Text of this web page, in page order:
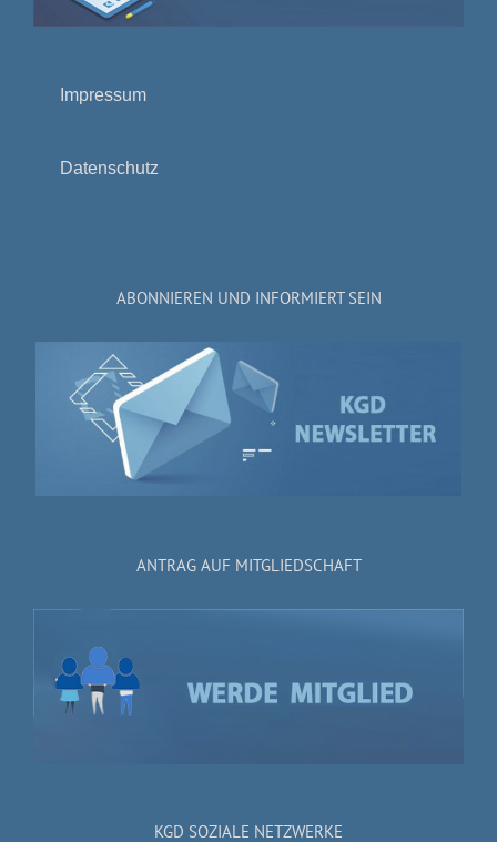
Impressum
Datenschutz
ABONNIEREN UND INFORMIERT SEIN
ANTRAG AUF MITGLIEDSCHAFT
KGD SOZIALE NETZWERKE